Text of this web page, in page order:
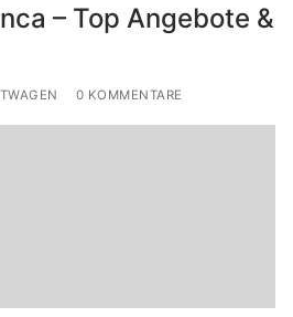
– Top Angebote &
0 KOMMENTARE